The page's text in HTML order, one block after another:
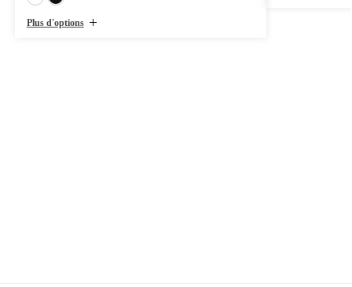
Plus d'options